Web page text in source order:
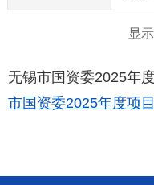
显
无锡市国资委2025年
市国资委2025年度项